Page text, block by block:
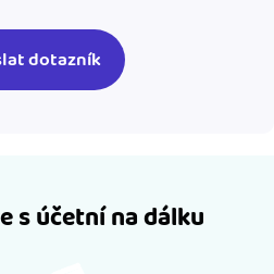
s účetní na dálku